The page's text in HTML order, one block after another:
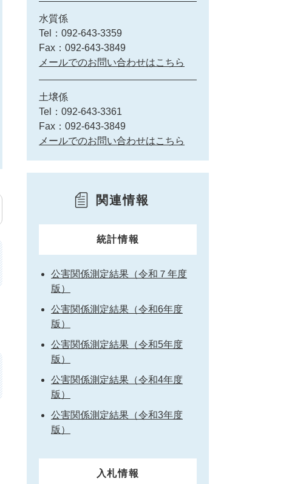
水質係
Tel：092-643-3359
Fax：092-643-3849
メールでのお問い合わせはこちら
土壌係
Tel：092-643-3361
Fax：092-643-3849
メールでのお問い合わせはこちら
関連情報
統計情報
公害関係測定結果（令和７年度
版）
公害関係測定結果（令和6年度
版）
公害関係測定結果（令和5年度
版）
公害関係測定結果（令和4年度
版）
公害関係測定結果（令和3年度
版）
入札情報